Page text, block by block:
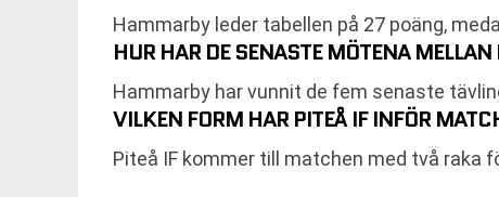
Hammarby leder tabellen på 27 poäng,
HUR HAR DE SENASTE MÖTENA MELLAN
Hammarby har vunnit de fem senaste
VILKEN FORM HAR PITEÅ IF INFÖR
Piteå IF kommer till matchen med två raka